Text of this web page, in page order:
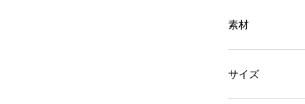
素材
サイズ